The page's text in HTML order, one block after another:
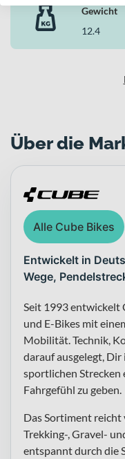
Cube zeigt hier, wie sich
und robuste Ausstattung
verbinden lassen – ideal
die auf technischen
Gewicht
12.4
Über die
Alle Cube Bikes
Entwickelt in
Wege,
Seit 1993 entwickelt
und E-Bikes mit
Mobilität. Technik,
darauf ausgelegt,
sportlichen Strecken
Fahrgefühl zu geben.
Das Sortiment
Trekking-, Gravel-
entspannt durch die